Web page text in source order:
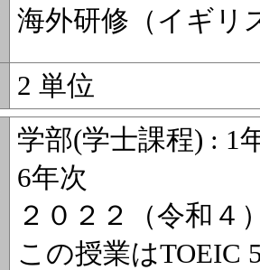
海外研修（イギリ
2 単位
学部(学士課程) : 1
6年次
２０２２（令和４
この授業はTOEIC